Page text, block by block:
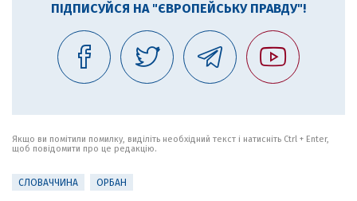
ПІДПИСУЙСЯ НА "ЄВРОПЕЙСЬКУ ПРАВДУ"!
Якщо ви помітили помилку, виділіть необхідний текст і натисніть Ctrl + Enter,
щоб повідомити про це редакцію.
СЛОВАЧЧИНА ОРБАН